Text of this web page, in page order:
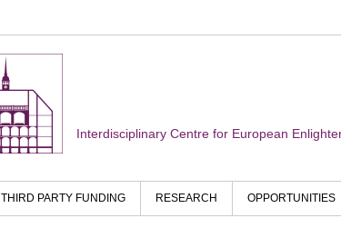
Interdisciplinary Centre for European
THIRD PARTY FUNDING RESEARCH OPPORTUNITIES